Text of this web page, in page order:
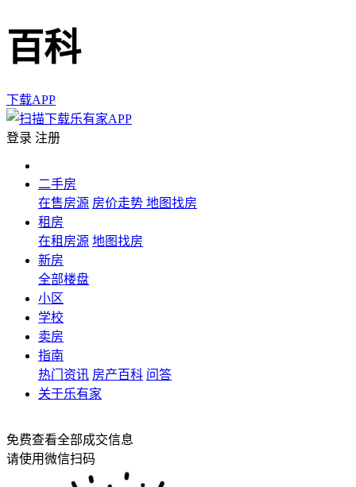
百科
下载APP
登录 注册
二手房
在售房源 房价走势 地图找房
租房
在租房源 地图找房
新房
全部楼盘
小区
学校
卖房
指南
热门资讯 房产百科 问答
关于乐有家
免费查看全部成交信息
请使用微信扫码